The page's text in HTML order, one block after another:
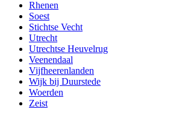
Rhenen
Soest
Stichtse Vecht
Utrecht
Utrechtse Heuvelrug
Veenendaal
Vijfheerenlanden
Wijk bij Duurstede
Woerden
Zeist